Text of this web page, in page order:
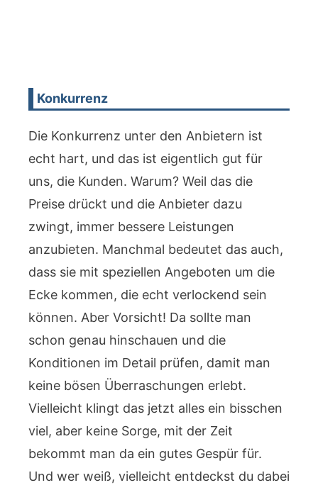
Konkurrenz
Die Konkurrenz unter den Anbietern ist
echt hart, und das ist eigentlich gut für
uns, die Kunden. Warum? Weil das die
Preise drückt und die Anbieter dazu
zwingt, immer bessere Leistungen
anzubieten. Manchmal bedeutet das auch,
dass sie mit speziellen Angeboten um die
Ecke kommen, die echt verlockend sein
können. Aber Vorsicht! Da sollte man
schon genau hinschauen und die
Konditionen im Detail prüfen, damit man
keine bösen Überraschungen erlebt.
Vielleicht klingt das jetzt alles ein bisschen
viel, aber keine Sorge, mit der Zeit
bekommt man da ein gutes Gespür für.
Und wer weiß, vielleicht entdeckst du dabei